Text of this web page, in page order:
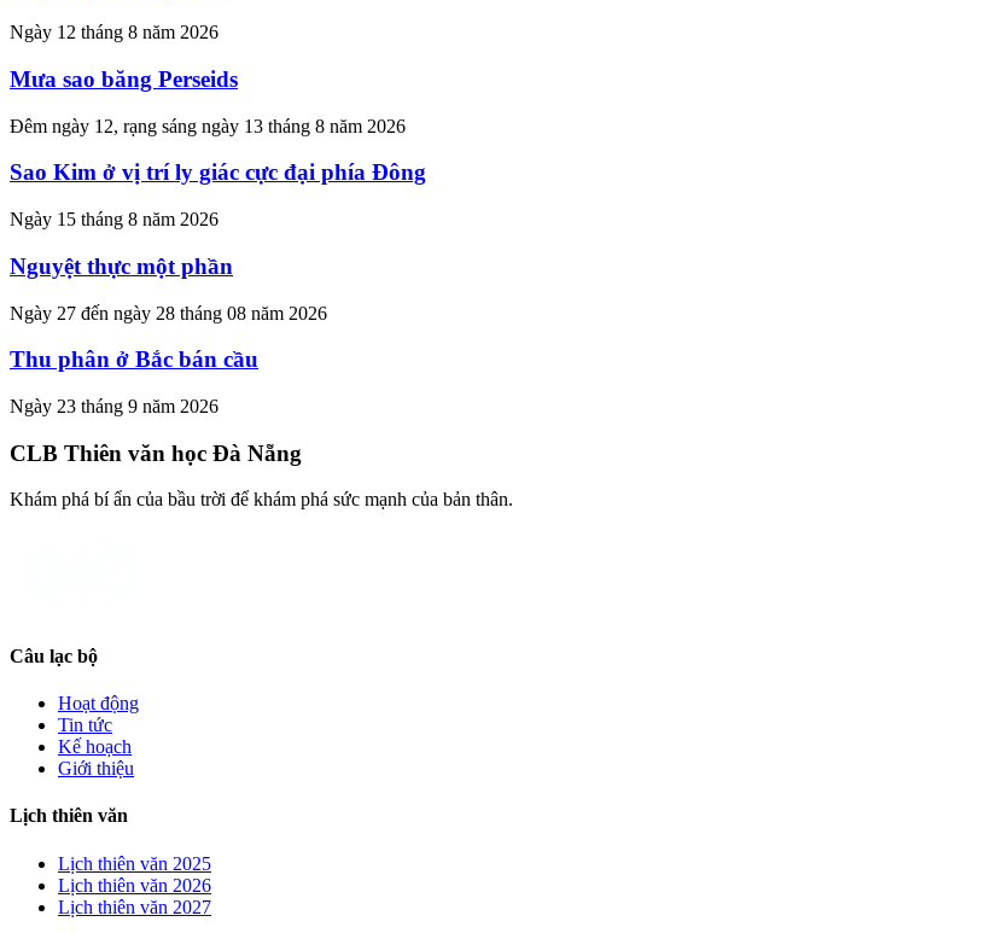
Ngày 12 tháng 8 năm 2026
Mưa sao băng Perseids
Đêm ngày 12, rạng sáng ngày 13 tháng 8 năm 2026
Sao Kim ở vị trí ly giác cực đại phía Đông
Ngày 15 tháng 8 năm 2026
Nguyệt thực một phần
Ngày 27 đến ngày 28 tháng 08 năm 2026
Thu phân ở Bắc bán cầu
Ngày 23 tháng 9 năm 2026
CLB Thiên văn học Đà Nẵng
Khám phá bí ẩn của bầu trời để khám phá sức mạnh của bản thân.
Câu lạc bộ
Hoạt động
Tin tức
Kế hoạch
Giới thiệu
Lịch thiên văn
Lịch thiên văn 2025
Lịch thiên văn 2026
Lịch thiên văn 2027